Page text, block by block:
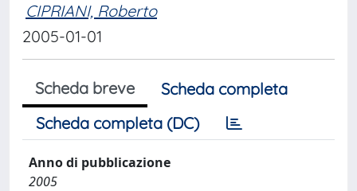
CIPRIANI, Roberto
2005-01-01
Scheda breve
Scheda completa
Scheda completa (DC)
Anno di pubblicazione
2005